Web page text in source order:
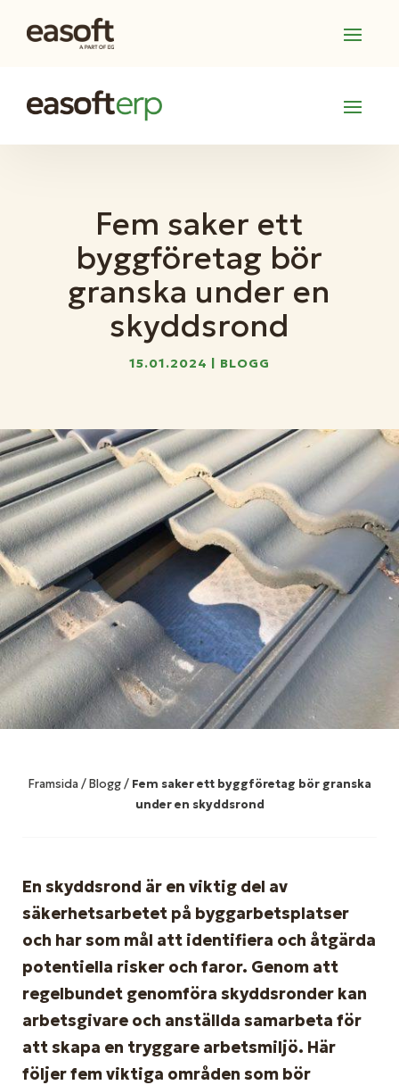
Fem saker ett
byggföretag bör
granska under en
skyddsrond
15.01.2024 | BLOGG
Framsida/Blogg/ Fem saker ett byggföretag bör granska
under en skyddsrond
En skyddsrond är en viktig del av
säkerhetsarbetet på byggarbetsplatser
och har som mål att identifiera och åtgärda
potentiella risker och faror. Genom att
regelbundet genomföra skyddsronder kan
arbetsgivare och anställda samarbeta för
att skapa en tryggare arbetsmiljö. Här
följer fem viktiga områden som bör